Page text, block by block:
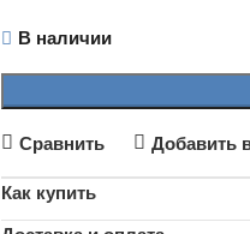
В наличии
Сравнить Добавить
Как купить